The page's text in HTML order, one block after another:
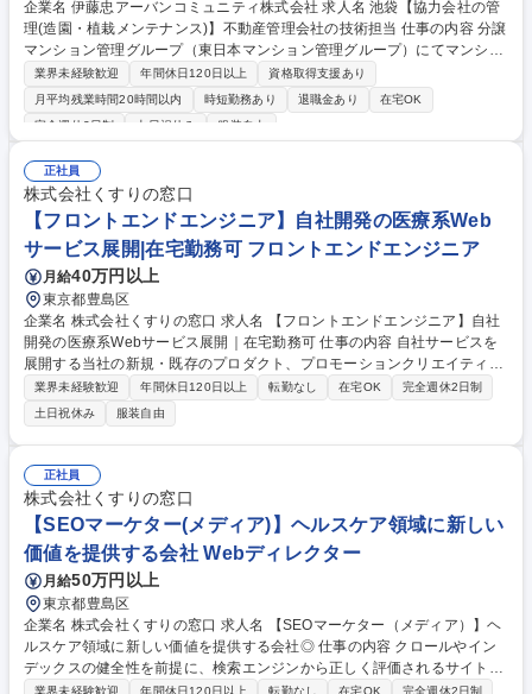
企業名 伊藤忠アーバンコミュニティ株式会社 求人名 池袋【協力会社の管
理(造園・植栽メンテナンス)】不動産管理会社の技術担当 仕事の内容 分譲
マンション管理グループ（東日本マンション管理グループ）にてマンショ
ンの清掃・設備（電気、給排水など）点検・植栽管理等に関わる業務委託
業者マネジメント（品質管理等）を担当していただきます。 ※実務で剪定
等の作業をメインのではなく、マンションごとの植栽が適切に管理されて
把握■マンション清掃・設備点検・植栽作業・検査及びスポット作業の見
積取得、確認■業務監査（清掃・点検・植栽作業・検査の監査）是正指導■
業者指導、業務内容情報共有■マンション担当（当社マンションプランナ
ー）のサポート、作業トラブル対応、報告書作成 募集職種 池袋【協力会
社の管理(造園・植栽メンテナンス)】不動産管理会社の技術担当
業界未経験歓迎 年間休日120日以上
資格取得支援あり
月平均残業時間20時間以内
時短勤務あり 退職金あり
在宅OK
完全週休2日制
土日祝休み 服装自由
正社員
株式会社くすりの窓口
【フロントエンドエンジニア】自社開発の医療系Web
サービス展開|在宅勤務可 フロントエンドエンジニア
月給40万円以上
東京都豊島区
企業名 株式会社くすりの窓口 求人名 【フロントエンドエンジニア】自社
開発の医療系Webサービス展開｜在宅勤務可 仕事の内容 自社サービスを
展開する当社の新規・既存のプロダクト、プロモーションクリエイティブ
領域を横断的にフロントエンドに特化した業務を担って頂きます。社内外
からの要望をPMとともに要件定義をしていき、ユーザーに とって価値の
ある機能を実装していただきます。 【仕事内容詳細】■ヘルスケアサービ
ス(既存/新規)におけるWebアプリケーションのフロントエンド開発業務全
般■新規企画および顧客要望を基にした、アプリケーションの設計/開発/運
用/改善（案件は弊社の各サービスを横断しますので開発案件内容は様々で
す。 ※変更の範囲：当社の定める業務 募集職種 【フロントエンドエンジ
ニア】自社開発の医療系Webサービス展開｜在宅勤務可
業界未経験歓迎 年間休日120日以上 転勤なし 在宅OK
完全週休2日制
土日祝休み
服装自由
正社員
株式会社くすりの窓口
【SEOマーケター(メディア)】ヘルスケア領域に新しい
価値を提供する会社 Webディレクター
月給50万円以上
東京都豊島区
企業名 株式会社くすりの窓口 求人名 【SEOマーケター（メディア）】ヘ
ルスケア領域に新しい価値を提供する会社◎ 仕事の内容 クロールやイン
デックスの健全性を前提に、検索エンジンから正しく評価されるサイト構
造を設計し、ターゲットとなる検索クエリに対して「どのページで・どう
業界未経験歓迎 年間休日120日以上 転勤なし 在宅OK
完全週休2日制